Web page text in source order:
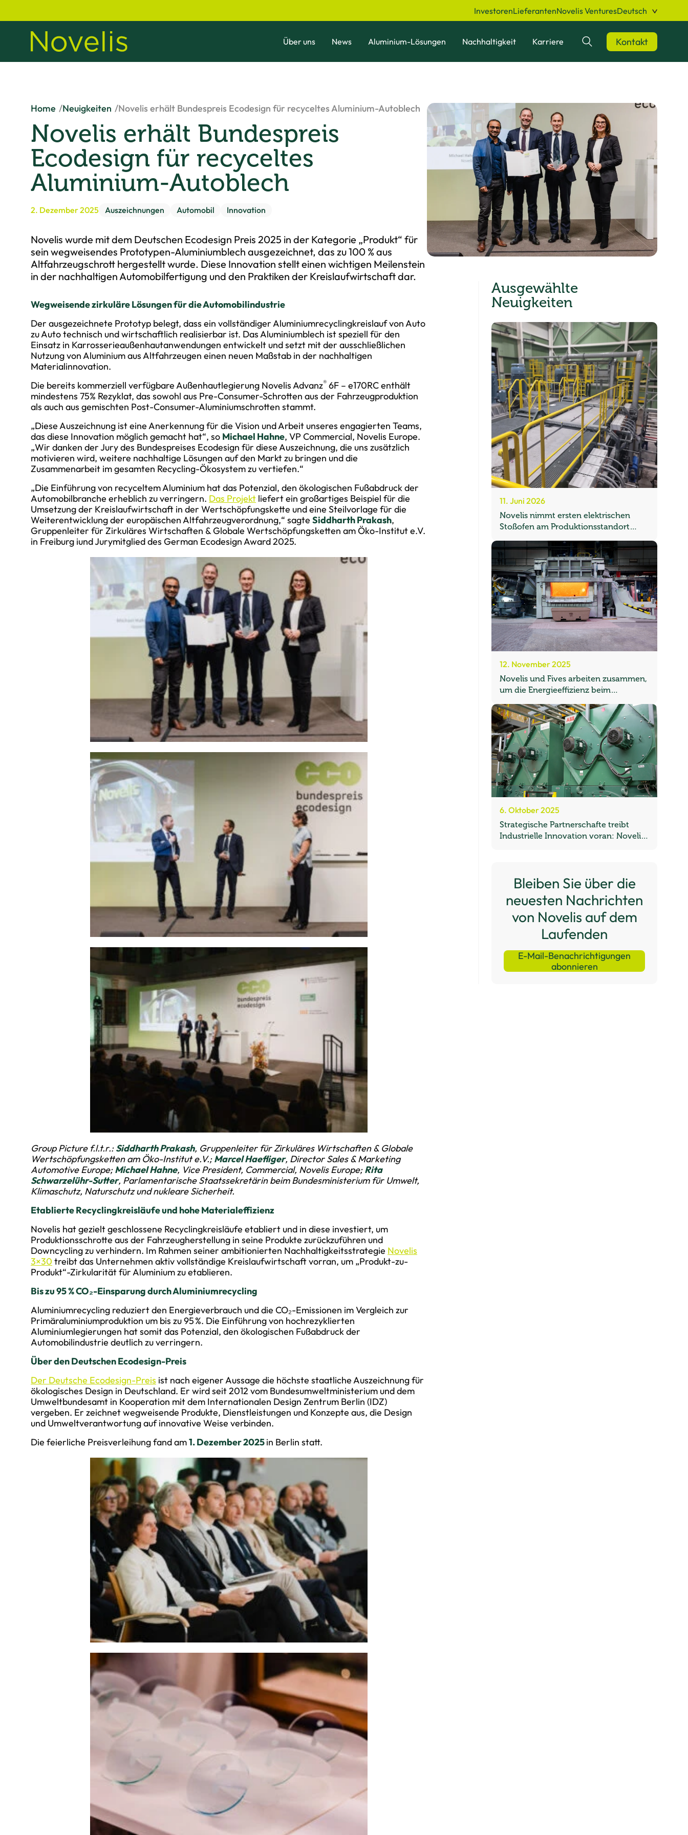
InvestorenLieferantenNovelis VenturesDeutsch
Über uns News Aluminium-Lösungen Nachhaltigkeit Karriere Suchen Kontakt
Home Neuigkeiten Novelis erhält Bundespreis Ecodesign für recyceltes Aluminium-Autoblech
Novelis erhält Bundespreis
Ecodesign für recyceltes
Aluminium-Autoblech
2. Dezember 2025 Auszeichnungen Automobil Innovation
Novelis wurde mit dem Deutschen Ecodesign Preis 2025 in der Kategorie „Produkt“ für
sein wegweisendes Prototypen-Aluminiumblech ausgezeichnet, das zu 100 % aus
Altfahrzeugschrott hergestellt wurde. Diese Innovation stellt einen wichtigen Meilenstein
in der nachhaltigen Automobilfertigung und den Praktiken der Kreislaufwirtschaft dar.
Wegweisende zirkuläre Lösungen für die Automobilindustrie
Der ausgezeichnete Prototyp belegt, dass ein vollständiger Aluminiumrecyclingkreislauf von Auto
zu Auto technisch und wirtschaftlich realisierbar ist. Das Aluminiumblech ist speziell für den
Einsatz in Karrosserieaußenhautanwendungen entwickelt und setzt mit der ausschließlichen
Nutzung von Aluminium aus Altfahrzeugen einen neuen Maßstab in der nachhaltigen
Materialinnovation.
Die bereits kommerziell verfügbare Außenhautlegierung Novelis Advanz® 6F – e170RC enthält
mindestens 75% Rezyklat, das sowohl aus Pre-Consumer-Schrotten aus der Fahrzeugproduktion
als auch aus gemischten Post-Consumer-Aluminiumschrotten stammt.
„Diese Auszeichnung ist eine Anerkennung für die Vision und Arbeit unseres engagierten Teams,
das diese Innovation möglich gemacht hat“, so Michael Hahne, VP Commercial, Novelis Europe.
„Wir danken der Jury des Bundespreises Ecodesign für diese Auszeichnung, die uns zusätzlich
motivieren wird, weitere nachhaltige Lösungen auf den Markt zu bringen und die
Zusammenarbeit im gesamten Recycling-Ökosystem zu vertiefen.“
„Die Einführung von recyceltem Aluminium hat das Potenzial, den ökologischen Fußabdruck der
Automobilbranche erheblich zu verringern. Das Projekt liefert ein großartiges Beispiel für die
Umsetzung der Kreislaufwirtschaft in der Wertschöpfungskette und eine Steilvorlage für die
Weiterentwicklung der europäischen Altfahrzeugverordnung,“ sagte Siddharth Prakash,
Gruppenleiter für Zirkuläres Wirtschaften & Globale Wertschöpfungsketten am Öko-Institut e.V.
in Freiburg iund Jurymitglied des German Ecodesign Award 2025.
Group Picture f.l.t.r.:Siddharth Prakash, Gruppenleiter für Zirkuläres Wirtschaften & Globale
Wertschöpfungsketten am Öko-Institut e.V.;Marcel Haefliger, Director Sales & Marketing
Automotive Europe;Michael Hahne, Vice President, Commercial, Novelis Europe;Rita
Schwarzelühr-Sutter, Parlamentarische Staatssekretärin beim Bundesministerium für Umwelt,
Klimaschutz, Naturschutz und nukleare Sicherheit.
Etablierte Recyclingkreisläufe und hohe Materialeffizienz
Novelis hat gezielt geschlossene Recyclingkreisläufe etabliert und in diese investiert, um
Produktionsschrotte aus der Fahrzeugherstellung in seine Produkte zurückzuführen und
Downcycling zu verhindern. Im Rahmen seiner ambitionierten Nachhaltigkeitsstrategie Novelis
3×30 treibt das Unternehmen aktiv vollständige Kreislaufwirtschaft vorran, um „Produkt-zu-
Produkt“-Zirkularität für Aluminium zu etablieren.
Bis zu 95 % CO₂-Einsparung durch Aluminiumrecycling
Aluminiumrecycling reduziert den Energieverbrauch und die CO₂-Emissionen im Vergleich zur
Primäraluminiumproduktion um bis zu 95 %. Die Einführung von hochrezyklierten
Aluminiumlegierungen hat somit das Potenzial, den ökologischen Fußabdruck der
Automobilindustrie deutlich zu verringern.
Über den Deutschen Ecodesign-Preis
Der Deutsche Ecodesign-Preis ist nach eigener Aussage die höchste staatliche Auszeichnung für
ökologisches Design in Deutschland. Er wird seit 2012 vom Bundesumweltministerium und dem
Umweltbundesamt in Kooperation mit dem Internationalen Design Zentrum Berlin (IDZ)
vergeben. Er zeichnet wegweisende Produkte, Dienstleistungen und Konzepte aus, die Design
und Umweltverantwortung auf innovative Weise verbinden.
Die feierliche Preisverleihung fand am1. Dezember 2025in Berlin statt.
Ausgewählte
Neuigkeiten
11. Juni 2026
Novelis nimmt ersten elektrischen
Stoßofen am Produktionsstandort
12. November 2025
Novelis und Fives arbeiten zusammen,
um die Energieeffizienz beim
6. Oktober 2025
Strategische Partnerschafte treibt
Industrielle Innovation voran: Novelis
Bleiben Sie über die
neuesten Nachrichten
von Novelis auf dem
Laufenden
E-Mail-Benachrichtigungen
abonnieren